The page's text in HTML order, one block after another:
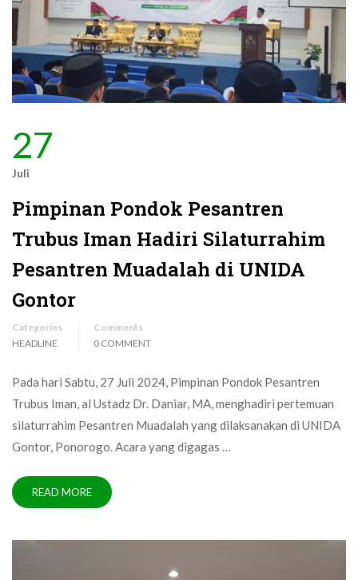
27
Juli
Pimpinan Pondok Pesantren
Trubus Iman Hadiri Silaturrahim
Pesantren Muadalah di UNIDA
Gontor
Categories
HEADLINE
Comments
0 COMMENT
Pada hari Sabtu, 27 Juli 2024, Pimpinan Pondok Pesantren
Trubus Iman, al Ustadz Dr. Daniar, MA, menghadiri pertemuan
silaturrahim Pesantren Muadalah yang dilaksanakan di UNIDA
Gontor, Ponorogo. Acara yang digagas …
READ MORE